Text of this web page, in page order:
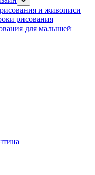
и живописи
рисования
для малышей